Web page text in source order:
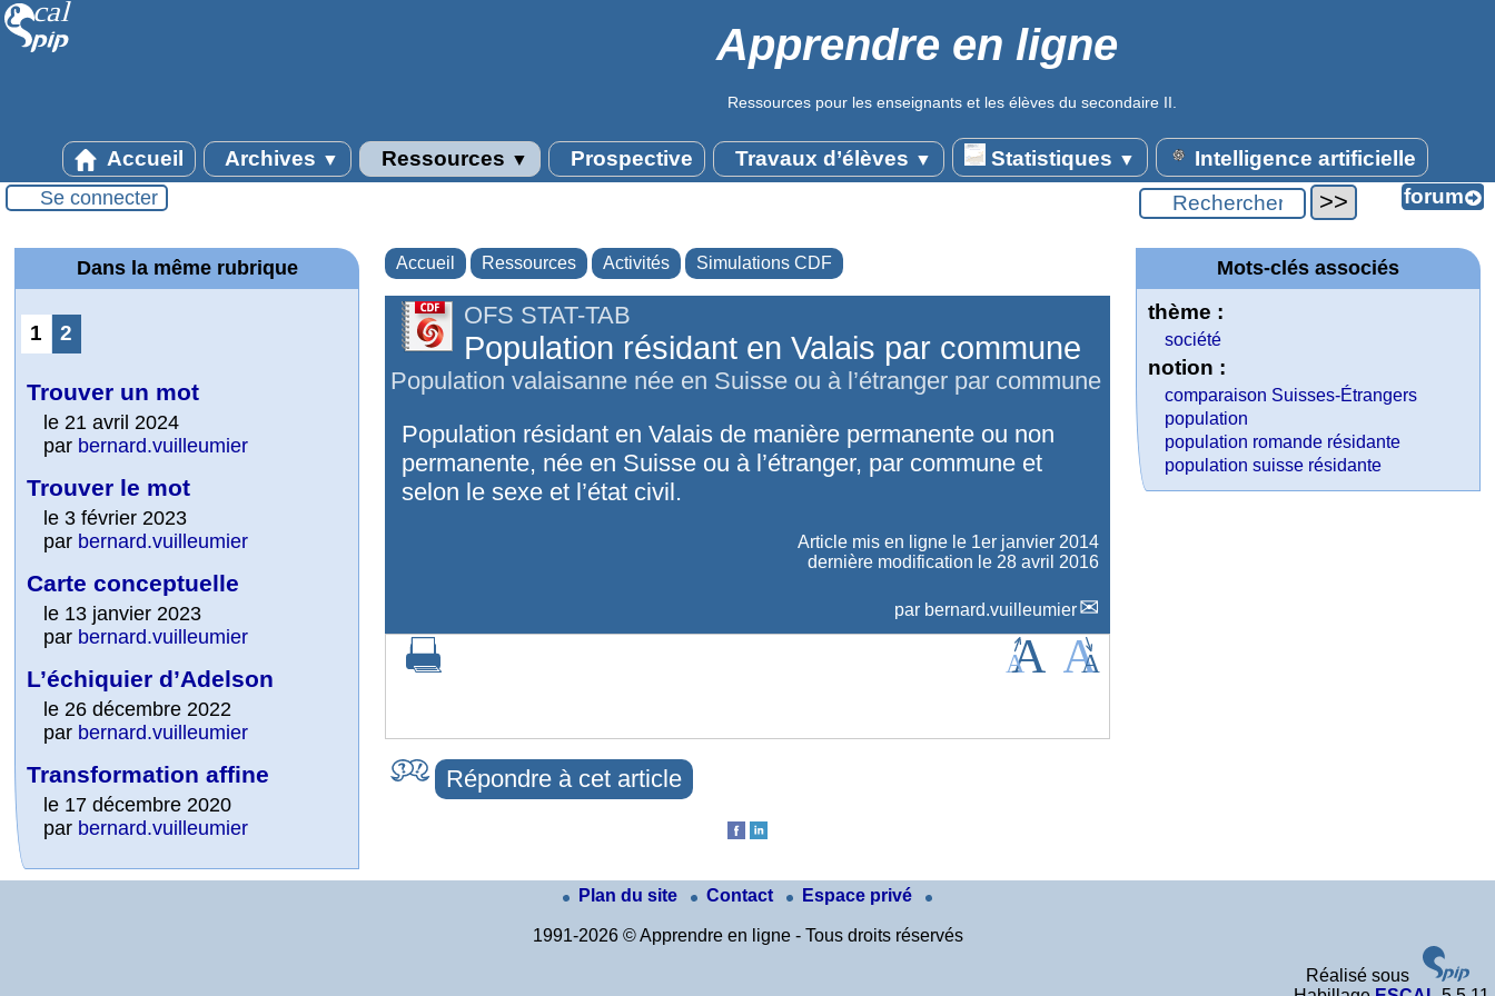
Apprendre en ligne
Ressources pour les enseignants et les élèves du secondaire II.
Accueil Archives ▼ Ressources ▼ Prospective Travaux d’élèves ▼ Statistiques ▼ Intelligence artificielle
Se connecter
Accueil Ressources Activités Simulations CDF
OFS STAT-TAB
Population résidant en Valais par commune
Population valaisanne née en Suisse ou à l’étranger par commune
Population résidant en Valais de manière permanente ou non
permanente, née en Suisse ou à l’étranger, par commune et
selon le sexe et l’état civil.
Article mis en ligne le 1er janvier 2014
dernière modification le 28 avril 2016
par bernard.vuilleumier
Répondre à cet article
Dans la même rubrique
1 2
Trouver un mot
le 21 avril 2024
par bernard.vuilleumier
Trouver le mot
le 3 février 2023
par bernard.vuilleumier
Carte conceptuelle
le 13 janvier 2023
par bernard.vuilleumier
L’échiquier d’Adelson
le 26 décembre 2022
par bernard.vuilleumier
Transformation affine
le 17 décembre 2020
par bernard.vuilleumier
Mots-clés associés
thème :
société
notion :
comparaison Suisses-Étrangers
population
population romande résidante
population suisse résidante
Plan du site Contact Espace privé
1991-2026 © Apprendre en ligne - Tous droits réservés
Réalisé sous